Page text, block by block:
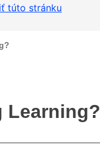
túto stránku
Learning?